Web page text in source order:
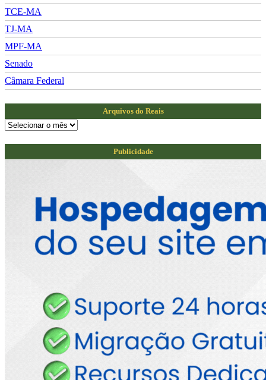
TCE-MA
TJ-MA
MPF-MA
Senado
Câmara Federal
Arquivos do Reais
Arquivos
Reais
Publicidade